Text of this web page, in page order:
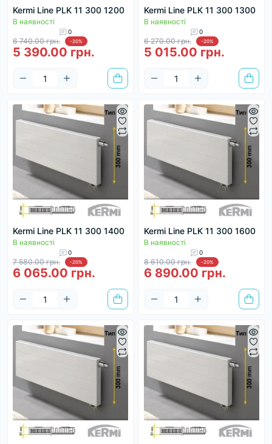
Kermi Line PLK 11 300 1200
В наявності
0
6 740.00 грн. -20%
5 390.00 грн.
Kermi Line PLK 11 300 1300
В наявності
0
6 270.00 грн. -20%
5 015.00 грн.
Kermi Line PLK 11 300 1400
В наявності
0
7 580.00 грн. -20%
6 065.00 грн.
Kermi Line PLK 11 300 1600
В наявності
0
8 610.00 грн. -20%
6 890.00 грн.